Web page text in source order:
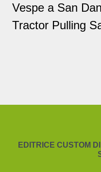
Vespe a San
Tractor Pulling
EDITRICE CUSTOM